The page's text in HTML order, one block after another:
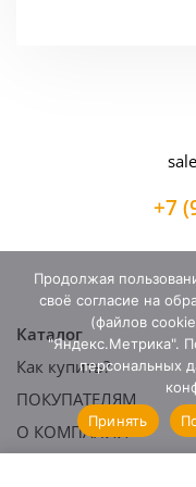
+7
Каталог
Сковороды
Наборы
Сковороды гриль
Сковороды блинные
Как купить?
Оплата
Доставка
Возврат товара
ПОКУПАТЕЛЯМ
Моя корзина
О КОМПАНИИ
Продолжая
своё согласие на
(файлов
"Яндекс.Метрика".
персональных
Принять